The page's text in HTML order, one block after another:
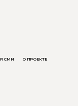
СМИ О ПРОЕКТЕ